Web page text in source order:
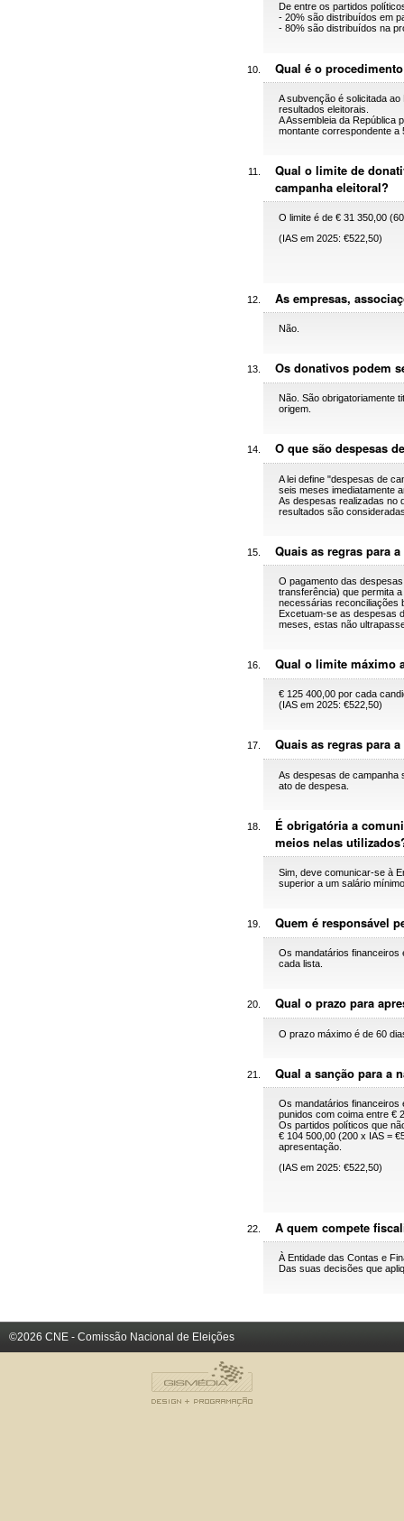
De entre os partidos
- 20% são distribuídos em
- 80% são distribuídos na
Qual é o
A subvenção é solicitada
resultados eleitorais.
A Assembleia da República
montante correspondente a
Qual o limite de
campanha eleitoral?
O limite é de € 31 350,00
(IAS em 2025: €522,50)
As empresas,
Não.
Os donativos podem
Não. São obrigatoriamente
origem.
O que são despesas
A lei define "despesas de
seis meses imediatamente
As despesas realizadas no
resultados são
Quais as regras para
O pagamento das
transferência) que permita
necessárias reconciliações
Excetuam-se as despesas
meses, estas não
Qual o limite máximo
€ 125 400,00 por cada
(IAS em 2025: €522,50)
Quais as regras para
As despesas de campanha
ato de despesa.
É obrigatória a
meios nelas
Sim, deve comunicar-se à
superior a um salário
Quem é responsável
Os mandatários financeiros
cada lista.
Qual o prazo para
O prazo máximo é de 60
Qual a sanção para a
Os mandatários financeiros
punidos com coima entre €
Os partidos políticos que
€ 104 500,00 (200 x IAS =
apresentação.
(IAS em 2025: €522,50)
A quem compete
À Entidade das Contas e
Das suas decisões que
©2026 CNE - Comissão Nacional de Eleições